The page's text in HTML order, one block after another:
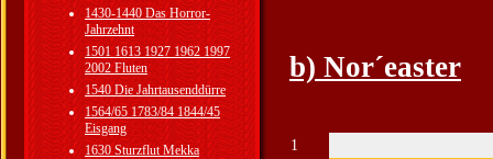
1430-1440 Das Horror-
Jahrzehnt
1501 1613 1927 1962 1997
2002 Fluten
1540 Die Jahrtausenddürre
1564/65 1783/84 1844/45
Eisgang
1630 Sturzflut Mekka
b) Nor´easter
1